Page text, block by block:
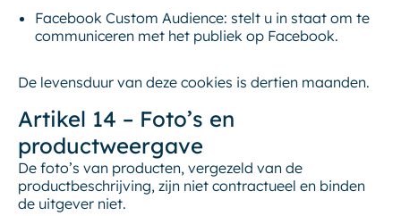
Facebook Custom Audience: stelt u in staat om te
communiceren met het publiek op Facebook.
De levensduur van deze cookies is dertien maanden.
Artikel 14 – Foto’s en
productweergave
De foto’s van producten, vergezeld van de
productbeschrijving, zijn niet contractueel en binden
de uitgever niet.